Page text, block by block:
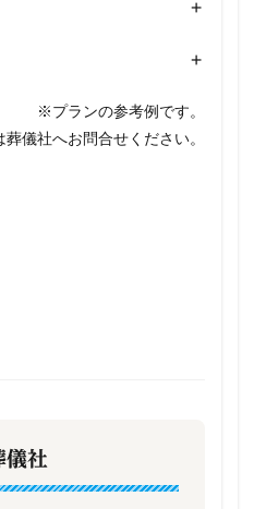
+
+
※プランの参考例です。
葬儀社へお問合せください。
儀社